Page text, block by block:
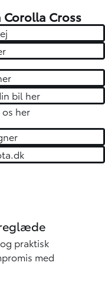
Corolla Cross
bil her
os her
praktisk
med